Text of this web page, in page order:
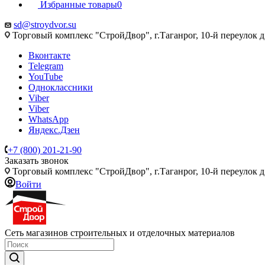
Избранные товары0
sd@stroydvor.su
Торговый комплекс "СтройДвор", г.Таганрог, 10-й переулок
Вконтакте
Telegram
YouTube
Одноклассники
Viber
Viber
WhatsApp
Яндекс.Дзен
+7 (800) 201-21-90
Заказать звонок
Торговый комплекс "СтройДвор", г.Таганрог, 10-й переулок
Войти
Сеть магазинов строительных и отделочных материалов